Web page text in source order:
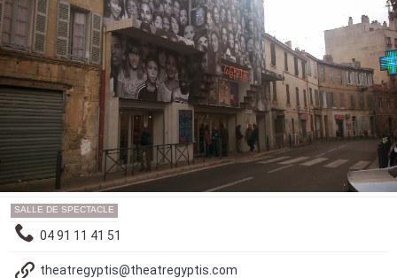
SALLE DE SPECTACLE
04 91 11 41 51
theatregyptis@theatregyptis.com